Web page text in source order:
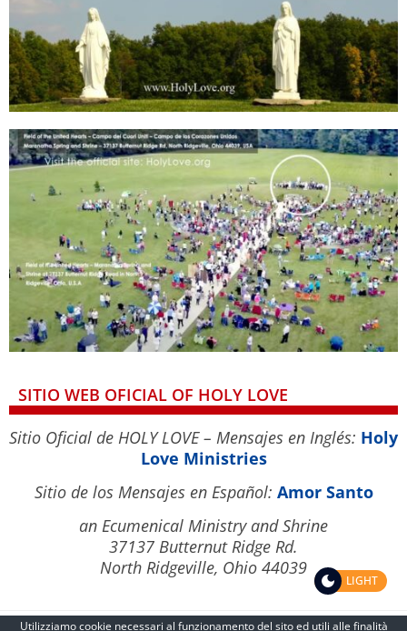
SITIO WEB OFICIAL OF HOLY LOVE
Sitio Oficial de HOLY LOVE – Mensajes en Inglés: Holy
Love Ministries
Sitio de los Mensajes en Español: Amor Santo
an Ecumenical Ministry and Shrine
37137 Butternut Ridge Rd.
North Ridgeville, Ohio 44039
Utilizziamo cookie necessari al funzionamento del sito ed utili alle finalità
LIGHT